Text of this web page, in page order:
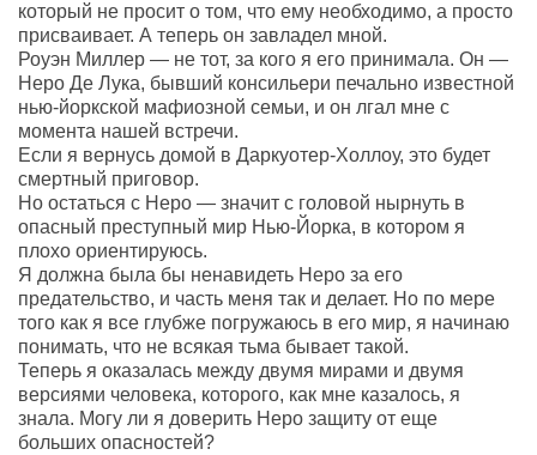
который не просит о том, что ему необходимо, а просто
присваивает. А теперь он завладел мной.
Роуэн Миллер — не тот, за кого я его принимала. Он —
Неро Де Лука, бывший консильери печально известной
нью-йоркской мафиозной семьи, и он лгал мне с
момента нашей встречи.
Если я вернусь домой в Даркуотер-Холлоу, это будет
смертный приговор.
Но остаться с Неро — значит с головой нырнуть в
опасный преступный мир Нью-Йорка, в котором я
плохо ориентируюсь.
Я должна была бы ненавидеть Неро за его
предательство, и часть меня так и делает. Но по мере
того как я все глубже погружаюсь в его мир, я начинаю
понимать, что не всякая тьма бывает такой.
Теперь я оказалась между двумя мирами и двумя
версиями человека, которого, как мне казалось, я
знала. Могу ли я доверить Неро защиту от еще
больших опасностей?